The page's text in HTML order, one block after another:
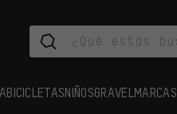
BICICLETASNIÑOSGRAVEL MARCAS